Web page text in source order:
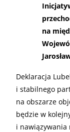
na
Deklaracja
i stabilnego
na obszarze
będzie w
i nawiązywania